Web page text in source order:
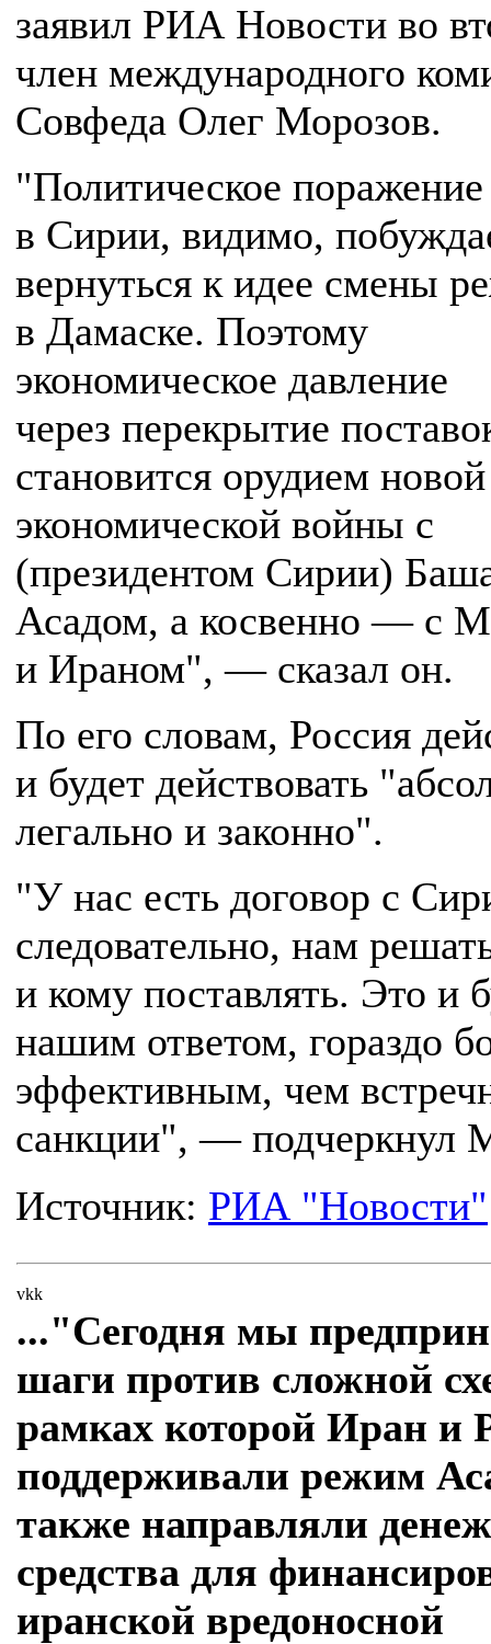
заявил РИА Новости во
член международного
Совфеда Олег Морозов.
"Политическое поражение
в Сирии, видимо,
вернуться к идее смены
в Дамаске. Поэтому
экономическое давление
через перекрытие
становится орудием новой
экономической войны с
(президентом Сирии)
Асадом, а косвенно — с
и Ираном", — сказал он.
По его словам, Россия
и будет действовать
легально и законно".
"У нас есть договор с
следовательно, нам
и кому поставлять. Это и
нашим ответом, гораздо
эффективным, чем
санкции", — подчеркнул
Источник: РИА "Новости"
vkk
..."Сегодня мы
шаги против сложной
рамках которой Иран и
поддерживали режим
также направляли
средства для
иранской вредоносной